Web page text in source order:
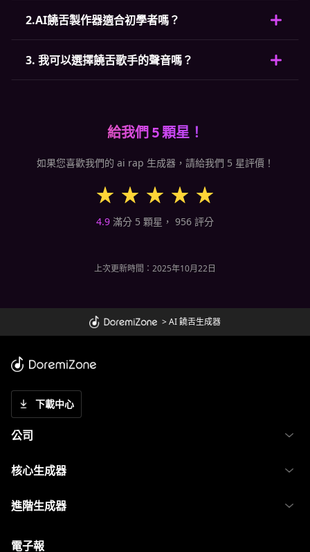
2.AI饒舌製作器適合初學者嗎？
3. 我可以選擇饒舌歌手的聲音嗎？
給我們 5 顆星！
如果您喜歡我們的 ai rap 生成器，請給我們 5 星評價！
4.9 滿分 5 顆星， 956 評分
上次更新時間：2025年10月22日
>AI 饒舌生成器
下載中心
公司
核心生成器
進階生成器
電子報